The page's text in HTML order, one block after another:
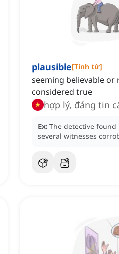
plausible[Tính từ]
seeming believable or
considered true
hợp lý, đáng tin
Ex: The detective
several witnesses